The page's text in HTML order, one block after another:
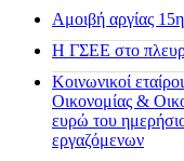
Αμοιβή αργίας
H ΓΣΕΕ στο
Κοινωνικοί
Οικονομίας &
ευρώ του
εργαζόμενων